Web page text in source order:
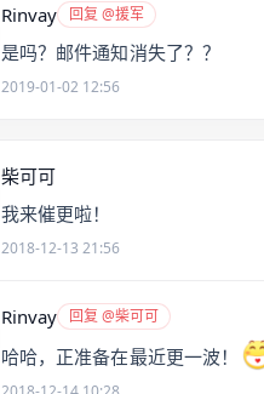
Rinvay 回复 @援军
是吗？邮件通知消失了？？
2019-01-02 12:56
柴可可
我来催更啦！
2018-12-13 21:56
Rinvay 回复 @柴可可
哈哈，正准备在最近更一波！